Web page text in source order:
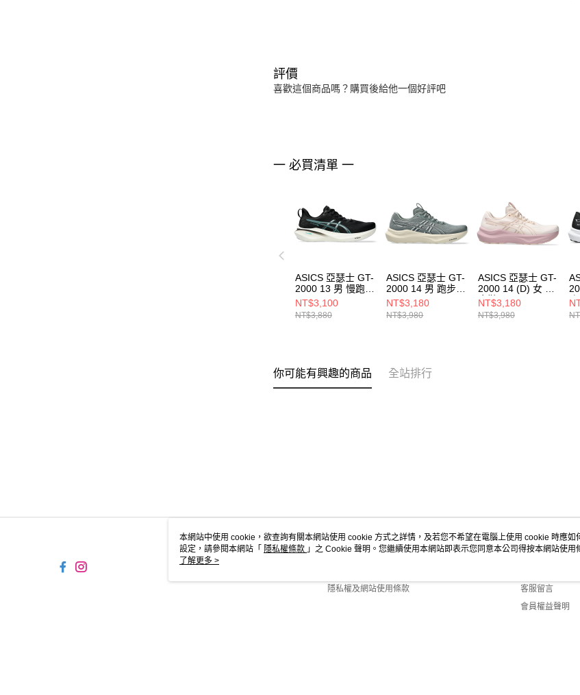
評價
喜歡這個商品嗎？購買後給他一個好評吧
一 必買清單 一
ASICS 亞瑟士 GT-
2000 13 男 慢跑鞋
1011B861004
NT$3,100
NT$3,880
ASICS 亞瑟士 GT-
2000 14 男 跑步鞋
1011C056020
NT$3,180
NT$3,980
ASICS 亞瑟士 GT-
2000 14 (D) 女 跑
步鞋
1012B842700
NT$3,180
NT$3,980
你可能有興趣的商品 全站排行
關於我們
隱私權及網站使用條款
客服資訊
客服留言
會員權益聲明
本網站中使用 cookie，欲查詢有關本網站使用 cookie 方式之詳情，及若您不希望在電腦上使用 cookie 時應如
設定，請參閱本網站「 隱私權條款 」之 Cookie 聲明。您繼續使用本網站即表示您同意本公司得按本網站使用
使用 cookie。
了解更多 >